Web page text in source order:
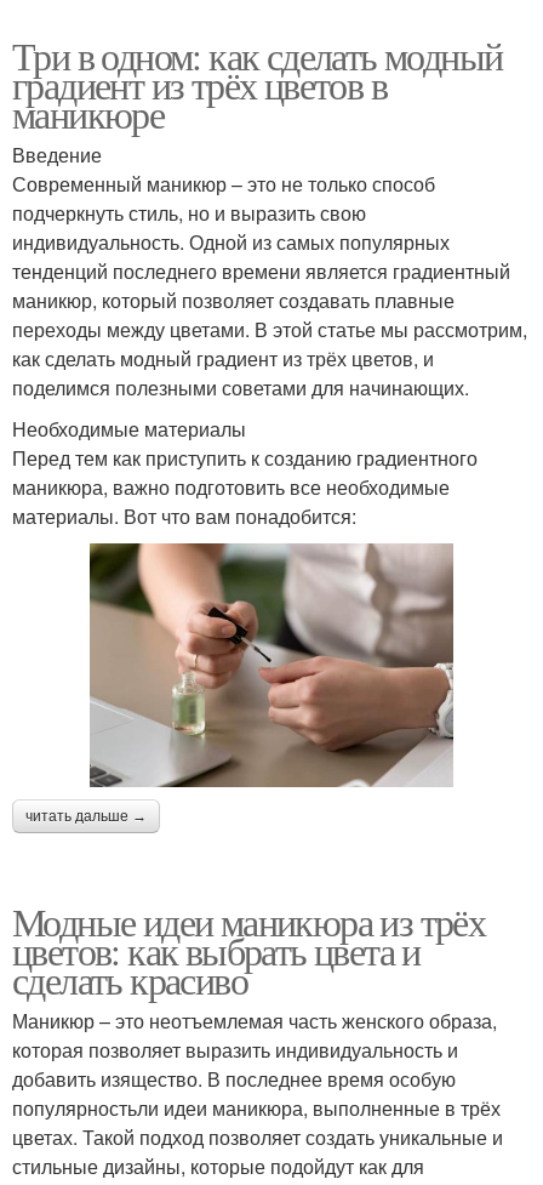
Три в одном: как сделать модный
градиент из трёх цветов в
маникюре
Введение
Современный маникюр – это не только способ
подчеркнуть стиль, но и выразить свою
индивидуальность. Одной из самых популярных
тенденций последнего времени является градиентный
маникюр, который позволяет создавать плавные
переходы между цветами. В этой статье мы рассмотрим,
как сделать модный градиент из трёх цветов, и
поделимся полезными советами для начинающих.
Необходимые материалы
Перед тем как приступить к созданию градиентного
маникюра, важно подготовить все необходимые
материалы. Вот что вам понадобится:
читать дальше →
Модные идеи маникюра из трёх
цветов: как выбрать цвета и
сделать красиво
Маникюр – это неотъемлемая часть женского образа,
которая позволяет выразить индивидуальность и
добавить изящество. В последнее время особую
популярностьли идеи маникюра, выполненные в трёх
цветах. Такой подход позволяет создать уникальные и
стильные дизайны, которые подойдут как для